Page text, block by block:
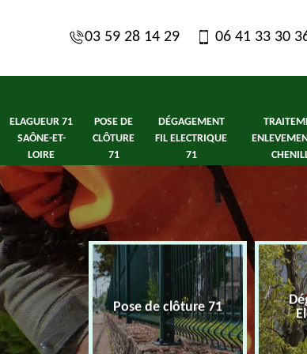
03 59 28 14 29 06 41 33 30
ELAGUEUR 71
SAÔNE-ET-
LOIRE
POSE DE
CLÔTURE
71
DÉGAGEMENT
FIL ELECTRIQUE
71
Saône-et-
Pose de clôture 71